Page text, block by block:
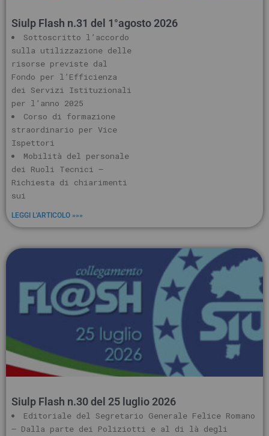
Siulp Flash n.31 del 1°agosto 2026
Sottoscritto l’accordo
sulla utilizzazione delle
risorse previste dal
Fondo per l’Efficienza
dei Servizi Istituzionali
per l’anno 2025
Corso di formazione
straordinario per Vice
Ispettori
Mobilità del personale
dei Ruoli Tecnici –
Richiesta di chiarimenti
sui
LEGGI L'ARTICOLO »»»
Siulp Flash n.30 del 25 luglio 2026
Editoriale del Segretario Generale Felice Romano
– Dalla parte dei Poliziotti e al di là degli